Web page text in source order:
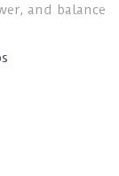
and balance